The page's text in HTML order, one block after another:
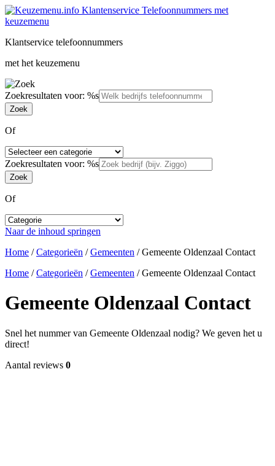
Klantservice telefoonnummers
met het keuzemenu
Zoekresultaten voor: %s
Of
Zoekresultaten voor: %s
Of
Naar de inhoud springen
Home /Categorieën /Gemeenten /Gemeente Oldenzaal Contact
Home /Categorieën /Gemeenten /Gemeente Oldenzaal Contact
Gemeente Oldenzaal Contact
Snel het nummer van Gemeente Oldenzaal nodig? We geven het u
direct!
Aantal reviews 0